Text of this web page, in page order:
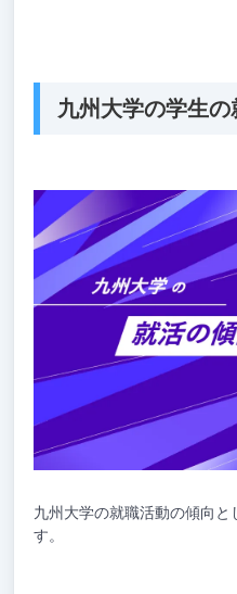
九州大学の学生の
九州大学の就職活動の傾向と
す。